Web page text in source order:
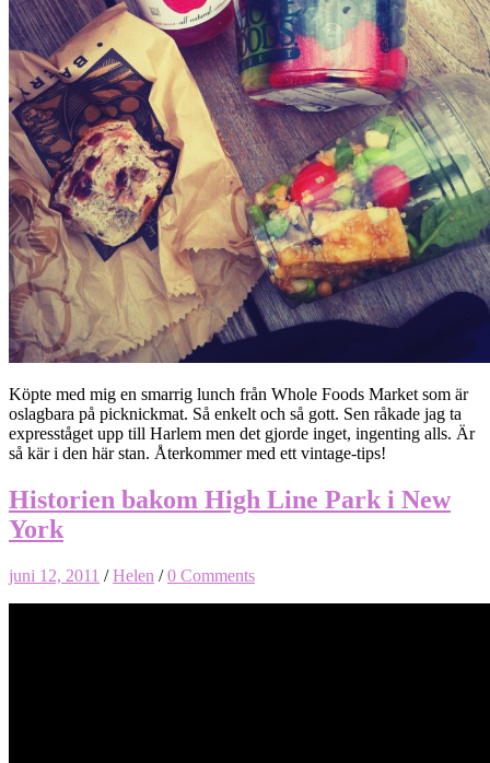
Köpte med mig en smarrig lunch från Whole Foods Market som är
oslagbara på picknickmat. Så enkelt och så gott. Sen råkade jag ta
expresståget upp till Harlem men det gjorde inget, ingenting alls. Är
så kär i den här stan. Återkommer med ett vintage-tips!
Historien bakom High Line Park i New
York
juni 12, 2011 /Helen /0 Comments